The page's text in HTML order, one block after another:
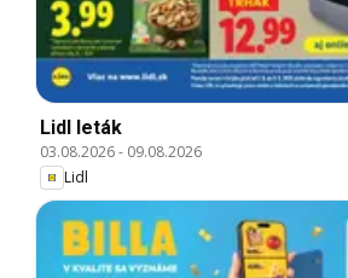
Lidl leták
03.08.2026- 09.08.2026
Lidl